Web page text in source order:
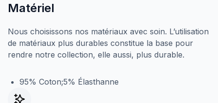
Matériel
Nous choisissons nos matériaux avec soin. L’utilisation
de matériaux plus durables constitue la base pour
rendre notre collection, elle aussi, plus durable.
95% Coton;5% Élasthanne